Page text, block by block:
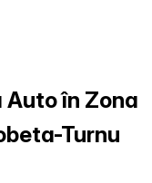
în Zona
Turnu